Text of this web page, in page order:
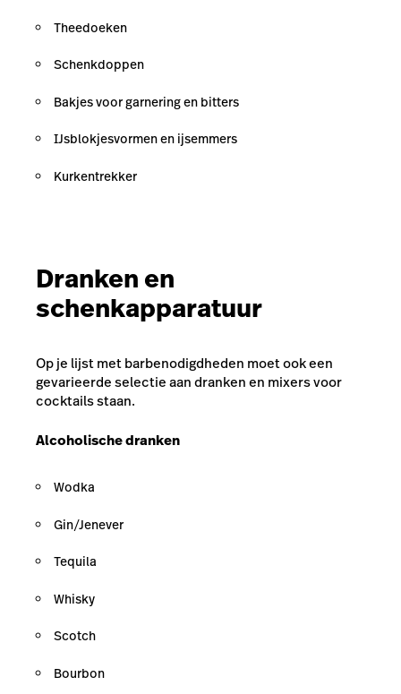
Theedoeken
Schenkdoppen
Bakjes voor garnering en bitters
IJsblokjesvormen en ijsemmers
Kurkentrekker
Dranken en
schenkapparatuur
Op je lijst met barbenodigdheden moet ook een
gevarieerde selectie aan dranken en mixers voor
cocktails staan.
Alcoholische dranken
Wodka
Gin/Jenever
Tequila
Whisky
Scotch
Bourbon